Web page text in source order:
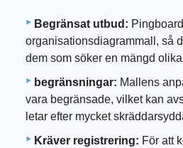
Begränsat utbud:
organisationsdiagrammall, så
dem som söker en mängd
begränsningar: Mallens
vara begränsade, vilket kan
letar efter mycket
Kräver registrering: För att